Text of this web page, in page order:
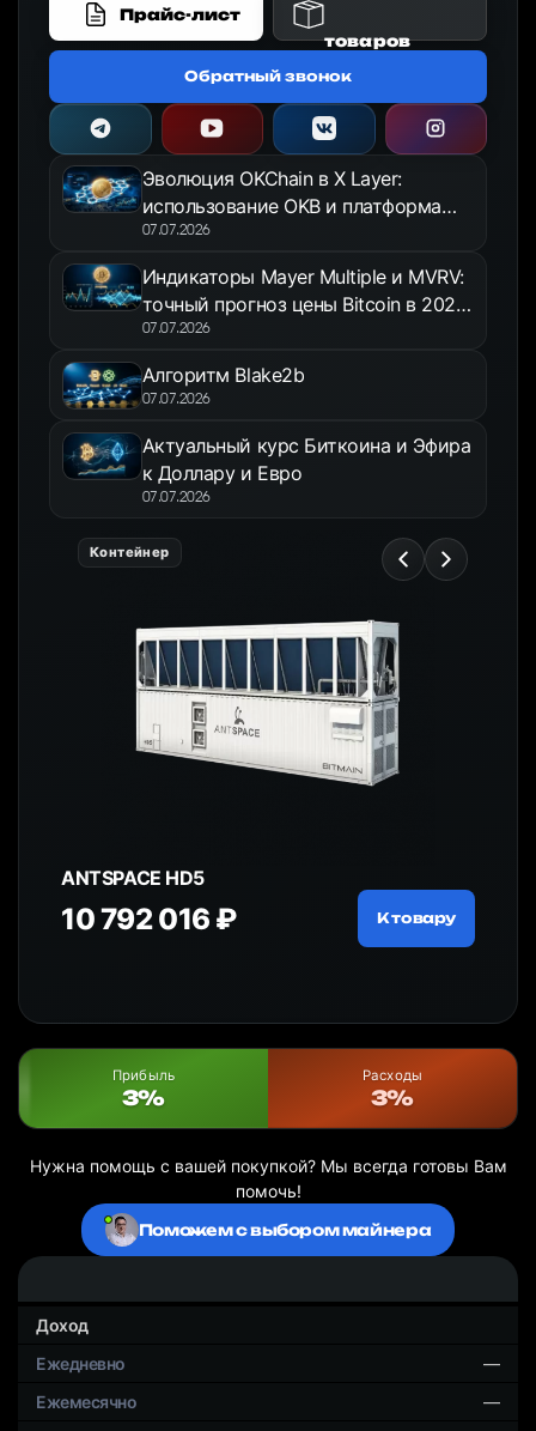
Прайс-лист
товаров
Обратный звонок
Эволюция OKChain в X Layer:
использование OKB и платформа
OKX Jumpstart в 2026 году
07.07.2026
Индикаторы Mayer Multiple и MVRV:
точный прогноз цены Bitcoin в 2026
году
07.07.2026
Алгоритм Blake2b
07.07.2026
Актуальный курс Биткоина и Эфира
к Доллару и Евро
07.07.2026
Контейнер
ANTSPACE HD5
10 792 016 ₽ К товару
Прибыль
3%
Расходы
3%
Нужна помощь с вашей покупкой? Мы всегда готовы Вам
помочь!
Поможем с выбором майнера
Доход
—
—